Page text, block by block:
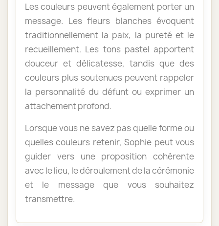
Les couleurs peuvent également porter un
message. Les fleurs blanches évoquent
traditionnellement la paix, la pureté et le
recueillement. Les tons pastel apportent
douceur et délicatesse, tandis que des
couleurs plus soutenues peuvent rappeler
la personnalité du défunt ou exprimer un
attachement profond.
Lorsque vous ne savez pas quelle forme ou
quelles couleurs retenir, Sophie peut vous
guider vers une proposition cohérente
avec le lieu, le déroulement de la cérémonie
et le message que vous souhaitez
transmettre.